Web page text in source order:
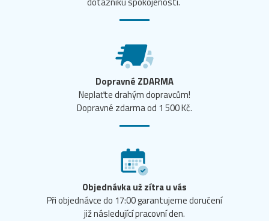
Dopravné ZDARMA
Neplaťte drahým dopravcům!
Dopravné zdarma od 1 500 Kč.
Objednávka už zítra u vás
Při objednávce do 17:00 garantujeme doručení
již následující pracovní den.